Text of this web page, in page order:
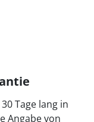
Tage lang in
Angabe von